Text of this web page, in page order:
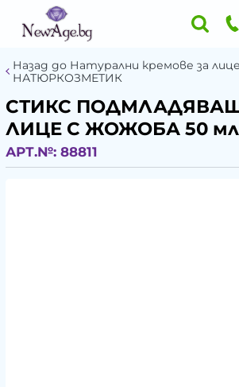
Назад до Натурални кремове за
НАТЮРКОЗМЕТИК
СТИКС
ЛИЦЕ С ЖОЖОБА 50 мл
АРТ.№: 88811